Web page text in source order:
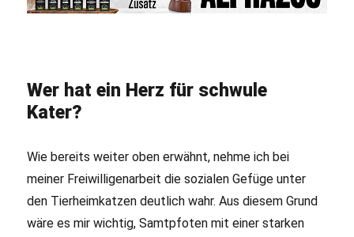
Wer hat ein Herz für schwule
Kater?
Wie bereits weiter oben erwähnt, nehme ich bei
meiner Freiwilligenarbeit die sozialen Gefüge unter
den Tierheimkatzen deutlich wahr. Aus diesem Grund
wäre es mir wichtig, Samtpfoten mit einer starken